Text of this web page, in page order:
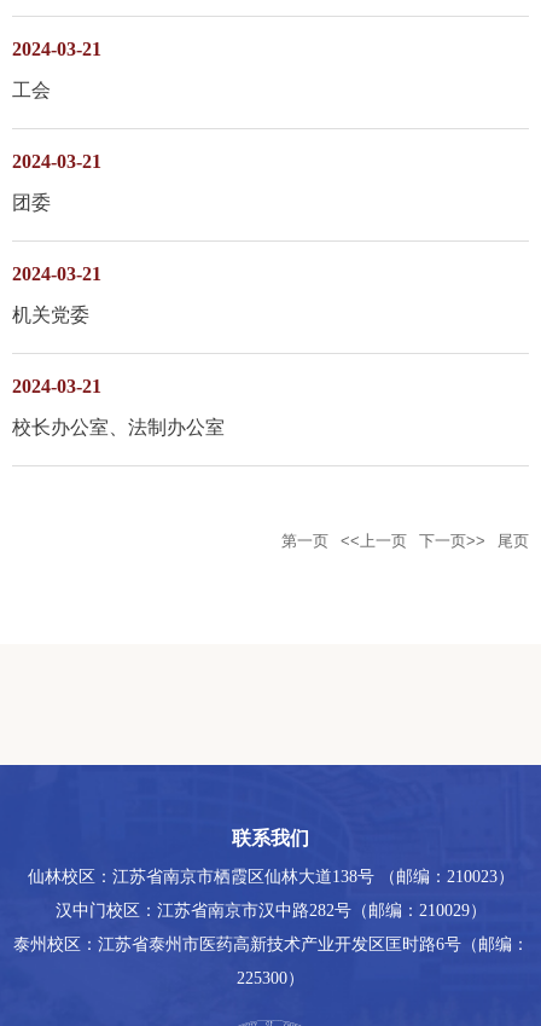
2024-03-21
工会
2024-03-21
团委
2024-03-21
机关党委
2024-03-21
校长办公室、法制办公室
第一页 <<上一页 下一页>> 尾页
联系我们
仙林校区：江苏省南京市栖霞区仙林大道138号 （邮编：210023）
汉中门校区：江苏省南京市汉中路282号（邮编：210029）
泰州校区：江苏省泰州市医药高新技术产业开发区匡时路6号（邮编：
225300）